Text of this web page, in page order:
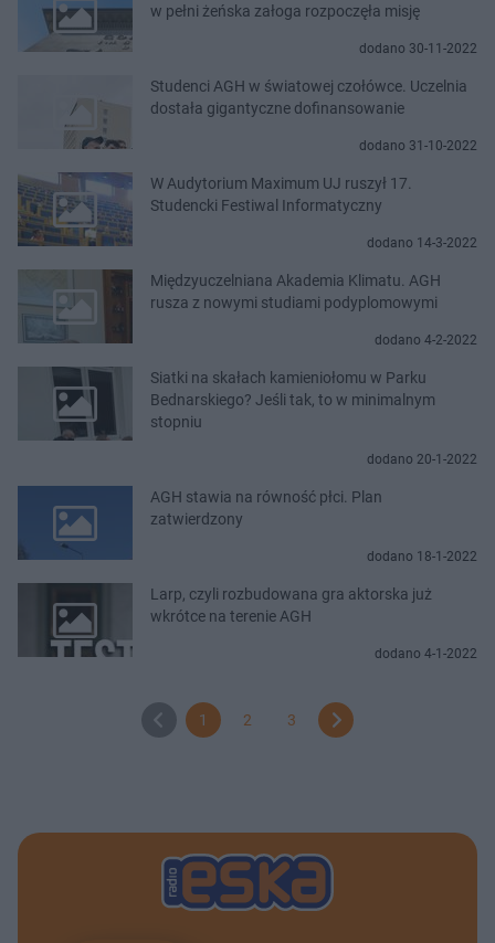
w pełni żeńska załoga rozpoczęła misję
dodano 30-11-2022
Studenci AGH w światowej czołówce. Uczelnia
dostała gigantyczne dofinansowanie
dodano 31-10-2022
W Audytorium Maximum UJ ruszył 17.
Studencki Festiwal Informatyczny
dodano 14-3-2022
Międzyuczelniana Akademia Klimatu. AGH
rusza z nowymi studiami podyplomowymi
dodano 4-2-2022
Siatki na skałach kamieniołomu w Parku
Bednarskiego? Jeśli tak, to w minimalnym
stopniu
dodano 20-1-2022
AGH stawia na równość płci. Plan
zatwierdzony
dodano 18-1-2022
Larp, czyli rozbudowana gra aktorska już
wkrótce na terenie AGH
dodano 4-1-2022
1 2 3